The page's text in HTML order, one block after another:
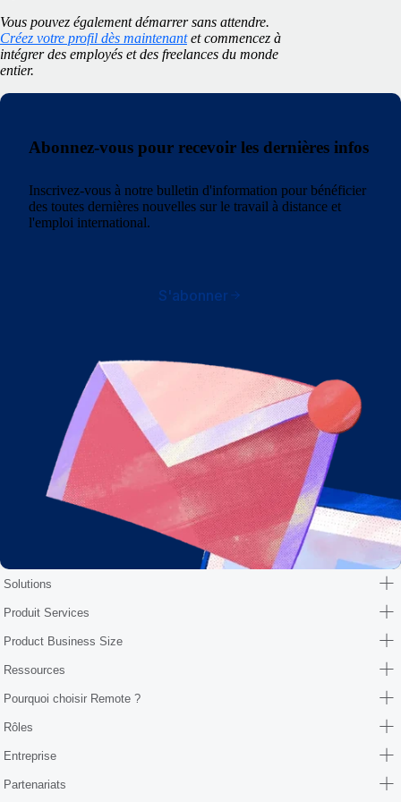
Vous pouvez également démarrer sans attendre.
Créez votre profil dès maintenant et commencez à
intégrer des employés et des freelances du monde
entier.
Abonnez-vous pour recevoir les dernières infos
Inscrivez-vous à notre bulletin d'information pour bénéficier
des toutes dernières nouvelles sur le travail à distance et
l'emploi international.
S'abonner
Solutions
Produit Services
Product Business Size
Ressources
Pourquoi choisir Remote ?
Rôles
Entreprise
Partenariats